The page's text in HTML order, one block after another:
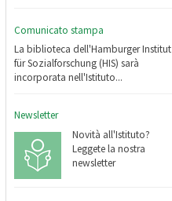
Comunicato stampa
La biblioteca dell'Hamburger Institut
für Sozialforschung (HIS) sarà
incorporata nell'Istituto...
Newsletter
Novità all'Istituto?
Leggete la nostra
newsletter